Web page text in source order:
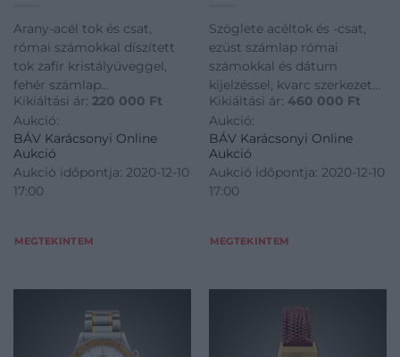
Arany-acél tok és csat,
római számokkal díszített
tok zafír kristályüveggel,
fehér számlap
dátumkijelzéssel, kvarc
szerkezet (cal.1532). Jelzett
Omega Constellation,
sorozatszám: 57867225
Átmérő: 32 mm Eredeti
dobozával
Kikiáltási ár: 220 000 Ft
Aukció:
BÁV Karácsonyi Online
Aukció
Aukció időpontja: 2020-12-10
17:00
MEGTEKINTEM
Szöglete acéltok és -csat,
ezüst számlap római
számokkal és dátum
kijelzéssel, kvarc szerkezet
(Cartier 687). Jelzett: Santos
De Cartier, referenciaszám:
987901, 05564 Méret: 29x29
mm Eredeti dobozában
tanúsítvánnyal
Kikiáltási ár: 460 000 Ft
Aukció:
BÁV Karácsonyi Online
Aukció
Aukció időpontja: 2020-12-10
17:00
MEGTEKINTEM